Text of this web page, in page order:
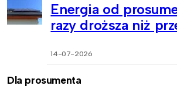
Energia od
razy droższa niż
14-07-2026
Dla prosumenta